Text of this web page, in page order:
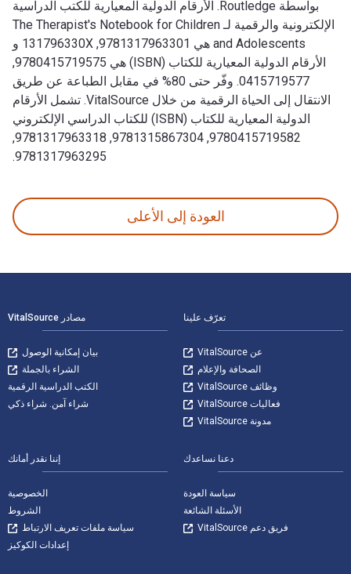
بواسطة Routledge. الأرقام الدولية المعيارية للكتب الدراسية
الإلكترونية والرقمية لـ The Therapist's Notebook for Children
and Adolescents هي 9781317963301, 131796330X و
الأرقام الدولية المعيارية للكتاب (ISBN) هي 9780415719575,
0415719577. وفّر حتى 80% في مقابل الطباعة عن طريق
الانتقال إلى الحياة الرقمية من خلال VitalSource. تشمل الأرقام
الدولية المعيارية للكتاب (ISBN) للكتاب الدراسي الإلكتروني
9780415719582, 9781315867304, 9781317963318,
9781317963295.
العودة إلى الأعلى
تعرّف علينا
عن VitalSource
الصحافة والإعلام
وظائف VitalSource
فعاليات VitalSource
مدونة VitalSource
مصادر VitalSource
بيان إمكانية الوصول
الشراء بالجملة
الكتب الدراسية الرقمية
شراء آمن. شراء ذكي
دعنا نساعدك
سياسة العودة
الأسئلة الشائعة
فريق دعم VitalSource
إننا نقدر أمانك
الخصوصية
الشروط
سياسة ملفات تعريف الارتباط
إعدادات الكوكيز